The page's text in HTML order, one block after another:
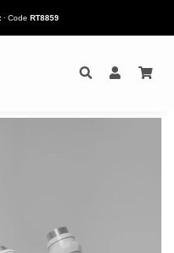
· Code RT8859